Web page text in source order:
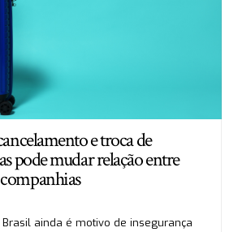
e troca de
pode mudar relação entre
ainda é motivo de insegurança